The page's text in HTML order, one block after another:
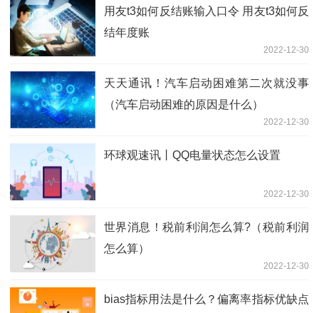
用友t3如何反结账输入口令 用友t3如何反
结年度账
2022-12-30
天天通讯！汽车启动困难第二次就没事
（汽车启动困难的原因是什么）
2022-12-30
环球观速讯丨QQ电量状态怎么设置
2022-12-30
世界消息！税前利润怎么算?（税前利润
怎么算）
2022-12-30
bias指标用法是什么？偏离率指标优缺点